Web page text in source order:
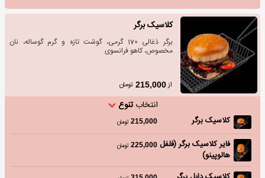
کلاسیک برگر
برگر ذغالی 170 گرمی، گوشت تازه و گرم گوساله، نان
مخصوص، کاهو فرانسوی
از215,000 تومان
انتخابتنوع
کلاسیک برگر 215,000 تومان
فایر کلاسیک برگر (فلفل
هالوپینو)
225,000 تومان